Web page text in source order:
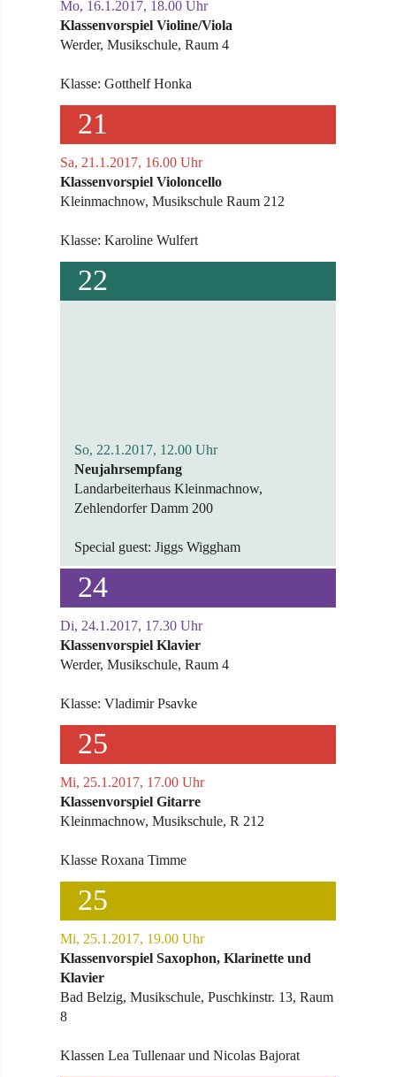
Mo, 16.1.2017, 18.00 Uhr
Klassenvorspiel Violine/Viola
Werder, Musikschule, Raum 4
Klasse: Gotthelf Honka
21
Sa, 21.1.2017, 16.00 Uhr
Klassenvorspiel Violoncello
Kleinmachnow, Musikschule Raum 212
Klasse: Karoline Wulfert
22
So, 22.1.2017, 12.00 Uhr
Neujahrsempfang
Landarbeiterhaus Kleinmachnow,
Zehlendorfer Damm 200
Special guest: Jiggs Wiggham
24
Di, 24.1.2017, 17.30 Uhr
Klassenvorspiel Klavier
Werder, Musikschule, Raum 4
Klasse: Vladimir Psavke
25
Mi, 25.1.2017, 17.00 Uhr
Klassenvorspiel Gitarre
Kleinmachnow, Musikschule, R 212
Klasse Roxana Timme
25
Mi, 25.1.2017, 19.00 Uhr
Klassenvorspiel Saxophon, Klarinette und
Klavier
Bad Belzig, Musikschule, Puschkinstr. 13, Raum
8
Klassen Lea Tullenaar und Nicolas Bajorat